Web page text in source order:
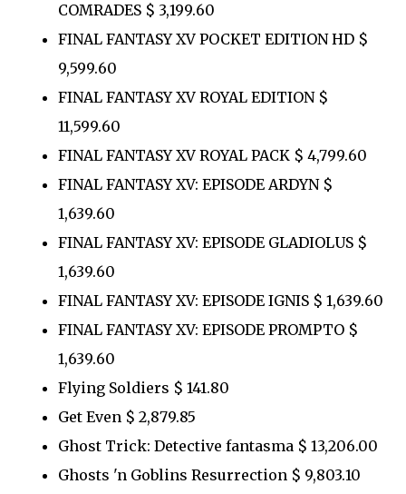
COMRADES $ 3,199.60
FINAL FANTASY XV POCKET EDITION HD $
9,599.60
FINAL FANTASY XV ROYAL EDITION $
11,599.60
FINAL FANTASY XV ROYAL PACK $ 4,799.60
FINAL FANTASY XV: EPISODE ARDYN $
1,639.60
FINAL FANTASY XV: EPISODE GLADIOLUS $
1,639.60
FINAL FANTASY XV: EPISODE IGNIS $ 1,639.60
FINAL FANTASY XV: EPISODE PROMPTO $
1,639.60
Flying Soldiers $ 141.80
Get Even $ 2,879.85
Ghost Trick: Detective fantasma $ 13,206.00
Ghosts 'n Goblins Resurrection $ 9,803.10